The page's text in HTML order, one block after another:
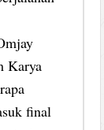
Karya
final